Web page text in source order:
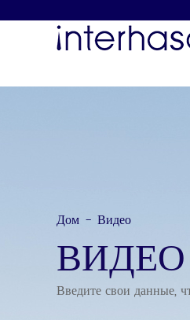
Дом - Видео
ВИДЕО
Введите свои данные,